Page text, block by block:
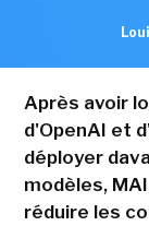
Après avoir
d'OpenAI et
déployer
modèles,
réduire les